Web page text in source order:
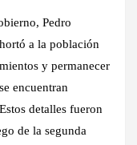
Pedro
a la población
y permanecer
encuentran
detalles fueron
de la segunda